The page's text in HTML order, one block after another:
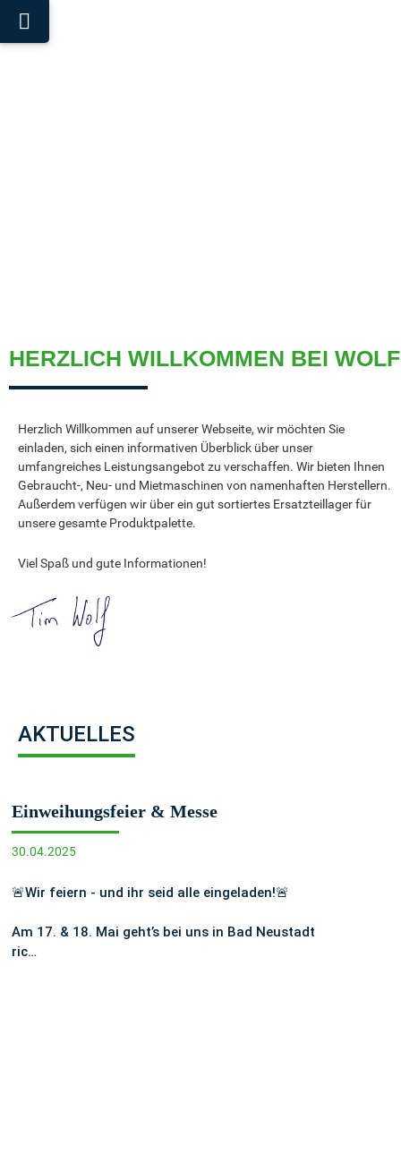
HERZLICH WILLKOMMEN BEI WOLF
Herzlich Willkommen auf unserer Webseite, wir möchten Sie
einladen, sich einen informativen Überblick über unser
umfangreiches Leistungsangebot zu verschaffen. Wir bieten Ihnen
Gebraucht-, Neu- und Mietmaschinen von namenhaften Herstellern.
Außerdem verfügen wir über ein gut sortiertes Ersatzteillager für
unsere gesamte Produktpalette.
Viel Spaß und gute Informationen!
AKTUELLES
30.04.2025
Einweihungsfeier & Messe
🚨Wir feiern - und ihr seid alle eingeladen!🚨
Am 17. & 18. Mai geht’s bei uns in Bad Neustadt
ric…